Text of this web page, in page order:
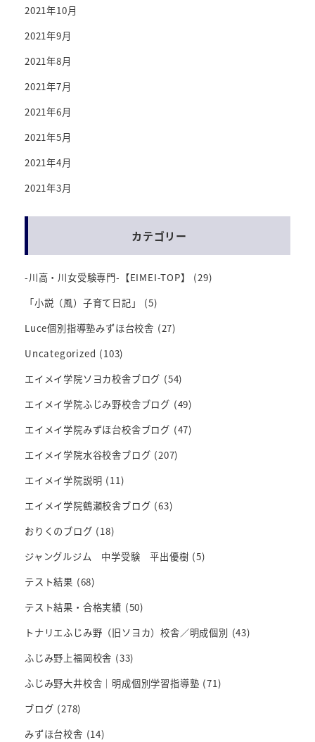
2021年10月
2021年9月
2021年8月
2021年7月
2021年6月
2021年5月
2021年4月
2021年3月
カテゴリー
-川高・川女受験専門-【EIMEI-TOP】
(29)
「小説（風）子育て日記」
(5)
Luce個別指導塾みずほ台校舎 (27)
Uncategorized (103)
エイメイ学院ソヨカ校舎ブログ (54)
エイメイ学院ふじみ野校舎ブログ (49)
エイメイ学院みずほ台校舎ブログ (47)
エイメイ学院水谷校舎ブログ (207)
エイメイ学院説明 (11)
エイメイ学院鶴瀬校舎ブログ (63)
おりくのブログ (18)
ジャングルジム 中学受験 平出優樹 (5)
テスト結果 (68)
テスト結果・合格実績 (50)
トナリエふじみ野（旧ソヨカ）校舎／明成個別 (43)
ふじみ野上福岡校舎 (33)
ふじみ野大井校舎｜明成個別学習指導塾 (71)
ブログ (278)
みずほ台校舎 (14)